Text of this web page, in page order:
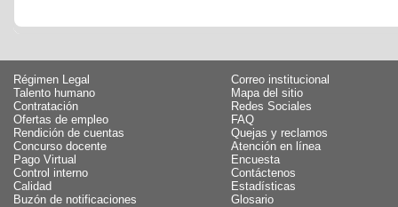
Régimen Legal
Talento humano
Contratación
Ofertas de empleo
Rendición de cuentas
Concurso docente
Pago Virtual
Control interno
Calidad
Buzón de notificaciones
Correo institucional
Mapa del sitio
Redes Sociales
FAQ
Quejas y reclamos
Atención en línea
Encuesta
Contáctenos
Estadísticas
Glosario